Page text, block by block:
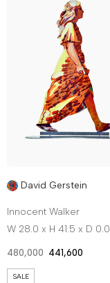
David Gerstein
Innocent Walker
W 28.0 x H 41.5 x D 0.0
480,000 441,600
SALE